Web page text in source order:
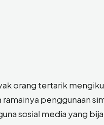
orang tertarik
penggunaan
sosial media yang